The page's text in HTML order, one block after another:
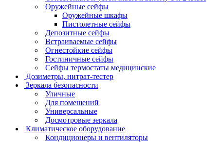
Оружейные сейфы
Оружейные шкафы
Пистолетные сейфы
Депозитные сейфы
Встраиваемые сейфы
Огнестойкие сейфы
Гостиничные сейфы
Сейфы термостаты медицинские
Дозиметры, нитрат-тестер
Зеркала безопасности
Уличные
Для помещений
Универсальные
Досмотровые зеркала
Климатическое оборудование
Кондиционеры и вентиляторы